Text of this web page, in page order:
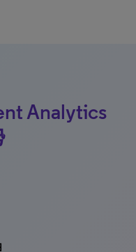
Analytics